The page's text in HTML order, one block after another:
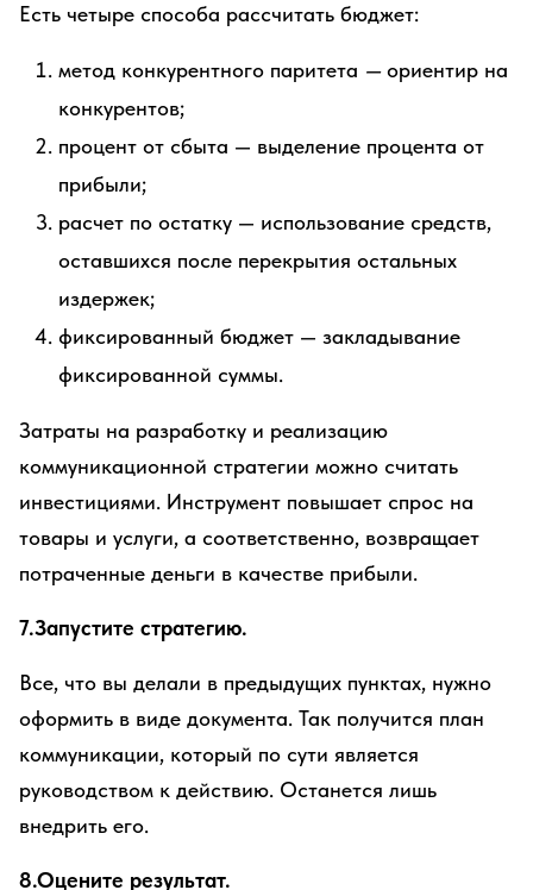
Есть четыре способа рассчитать бюджет:
метод конкурентного паритета —ориентир на
конкурентов;
процент от сбыта — выделение процента от
прибыли;
расчет по остатку — использование средств,
оставшихся после перекрытия остальных
издержек;
фиксированный бюджет — закладывание
фиксированной суммы.
Затраты на разработку и реализацию
коммуникационной стратегии можно считать
инвестициями. Инструмент повышает спрос на
товары и услуги, а соответственно, возвращает
потраченные деньги в качестве прибыли.
7.Запустите стратегию.
Все, что вы делали в предыдущих пунктах, нужно
оформить в виде документа. Так получится план
коммуникации, который по сути является
руководством к действию. Останется лишь
внедрить его.
8.Оцените результат.